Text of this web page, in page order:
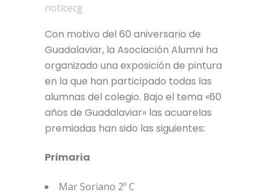
noticecg
Con motivo del 60 aniversario de
Guadalaviar, la Asociación Alumni ha
organizado una exposición de pintura
en la que han participado todas las
alumnas del colegio. Bajo el tema «60
años de Guadalaviar» las acuarelas
premiadas han sido las siguientes:
Primaria
Mar Soriano 2º C